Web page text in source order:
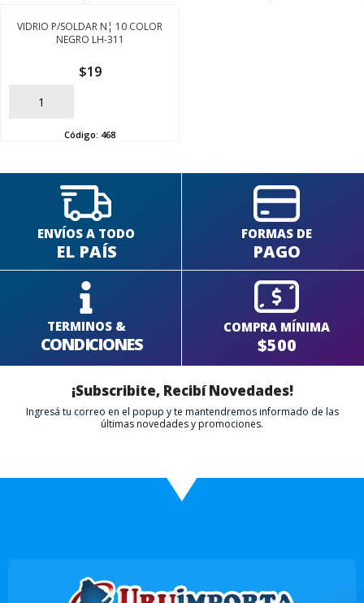
VIDRIO P/SOLDAR N¦ 10 COLOR
NEGRO LH-311
$19
AÑADIR
Código: 468
ENVÍOS A TODO
EL PAÍS
FORMAS DE
PAGO
TERMINOS &
CONDICIONES
COMPRA MÍNIMA
$500
¡Subscribite, Recibí Novedades!
Ingresá tu correo en el popup y te mantendremos informado de las
últimas novedades y promociones.